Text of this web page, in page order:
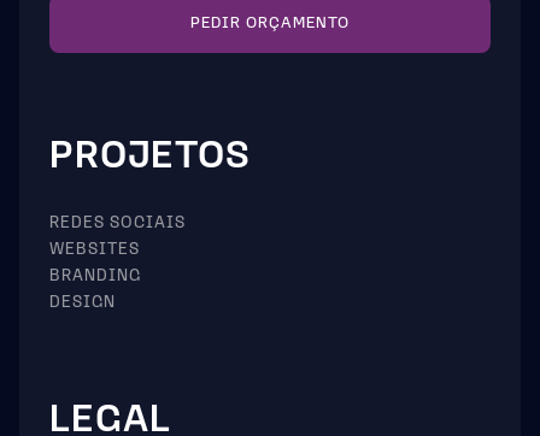
PEDIR ORÇAMENTO
PROJETOS
REDES SOCIAIS
WEBSITES
BRANDING
DESIGN
LEGAL